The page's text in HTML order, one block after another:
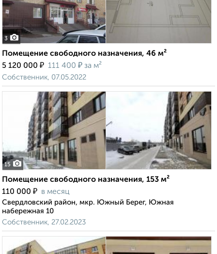
3
Помещение свободного назначения, 46 м²
5 120 000 ₽ 111 400 ₽ за м²
Собственник, 07.05.2022
15
Помещение свободного назначения, 153 м²
110 000 ₽ в месяц
Свердловский район, мкр. Южный Берег, Южная
набережная 10
Собственник, 27.02.2023